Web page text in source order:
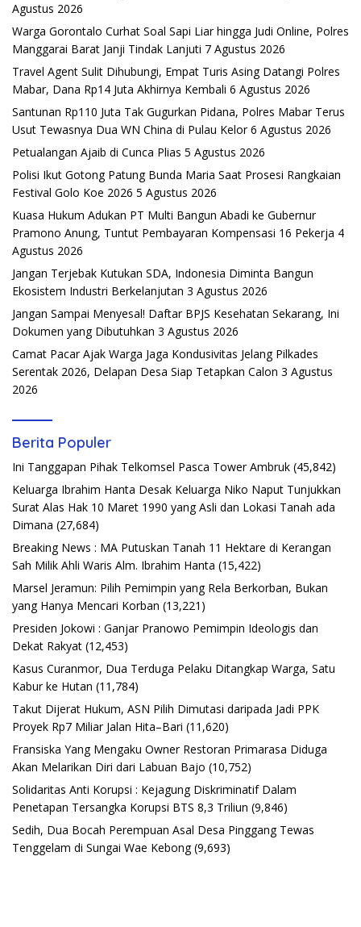
Agustus 2026
Warga Gorontalo Curhat Soal Sapi Liar hingga Judi Online, Polres
Manggarai Barat Janji Tindak Lanjuti 7 Agustus 2026
Travel Agent Sulit Dihubungi, Empat Turis Asing Datangi Polres
Mabar, Dana Rp14 Juta Akhirnya Kembali 6 Agustus 2026
Santunan Rp110 Juta Tak Gugurkan Pidana, Polres Mabar Terus
Usut Tewasnya Dua WN China di Pulau Kelor 6 Agustus 2026
Petualangan Ajaib di Cunca Plias 5 Agustus 2026
Polisi Ikut Gotong Patung Bunda Maria Saat Prosesi Rangkaian
Festival Golo Koe 2026 5 Agustus 2026
Kuasa Hukum Adukan PT Multi Bangun Abadi ke Gubernur
Pramono Anung, Tuntut Pembayaran Kompensasi 16 Pekerja 4
Agustus 2026
Jangan Terjebak Kutukan SDA, Indonesia Diminta Bangun
Ekosistem Industri Berkelanjutan 3 Agustus 2026
Jangan Sampai Menyesal! Daftar BPJS Kesehatan Sekarang, Ini
Dokumen yang Dibutuhkan 3 Agustus 2026
Camat Pacar Ajak Warga Jaga Kondusivitas Jelang Pilkades
Serentak 2026, Delapan Desa Siap Tetapkan Calon 3 Agustus
2026
Berita Populer
Ini Tanggapan Pihak Telkomsel Pasca Tower Ambruk (45,842)
Keluarga Ibrahim Hanta Desak Keluarga Niko Naput Tunjukkan
Surat Alas Hak 10 Maret 1990 yang Asli dan Lokasi Tanah ada
Dimana (27,684)
Breaking News : MA Putuskan Tanah 11 Hektare di Kerangan
Sah Milik Ahli Waris Alm. Ibrahim Hanta (15,422)
Marsel Jeramun: Pilih Pemimpin yang Rela Berkorban, Bukan
yang Hanya Mencari Korban (13,221)
Presiden Jokowi : Ganjar Pranowo Pemimpin Ideologis dan
Dekat Rakyat (12,453)
Kasus Curanmor, Dua Terduga Pelaku Ditangkap Warga, Satu
Kabur ke Hutan (11,784)
Takut Dijerat Hukum, ASN Pilih Dimutasi daripada Jadi PPK
Proyek Rp7 Miliar Jalan Hita–Bari (11,620)
Fransiska Yang Mengaku Owner Restoran Primarasa Diduga
Akan Melarikan Diri dari Labuan Bajo (10,752)
Solidaritas Anti Korupsi : Kejagung Diskriminatif Dalam
Penetapan Tersangka Korupsi BTS 8,3 Triliun (9,846)
Sedih, Dua Bocah Perempuan Asal Desa Pinggang Tewas
Tenggelam di Sungai Wae Kebong (9,693)